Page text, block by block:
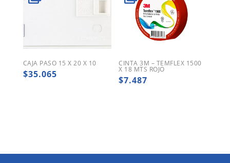
CAJA PASO 15 X 20 X 10
$35.065
CINTA 3M – TEMFLEX 1500
X 18 MTS ROJO
$7.487